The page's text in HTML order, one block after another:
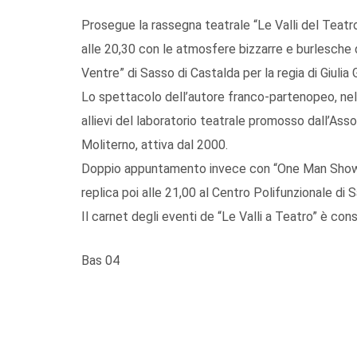
Prosegue la rassegna teatrale “Le Valli del
alle 20,30 con le atmosfere bizzarre e burlesche
Ventre” di Sasso di Castalda per la regia di Giulia
Lo spettacolo dell’autore franco-partenopeo,
allievi del laboratorio teatrale promosso
Moliterno, attiva dal 2000.
Doppio appuntamento invece con “One Man
replica poi alle 21,00 al Centro Polifunzionale di
Il carnet degli eventi de “Le Valli a Teatro” è
Bas 04